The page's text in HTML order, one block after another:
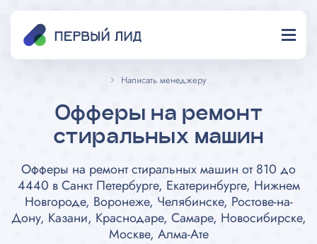
Написать менеджеру
Офферы на ремонт
стиральных машин
Офферы на ремонт стиральных машин от 810 до
4440 в Санкт Петербурге, Екатеринбурге, Нижнем
Новгороде, Воронеже, Челябинске, Ростове-на-
Дону, Казани, Краснодаре, Самаре, Новосибирске,
Москве, Алма-Ате